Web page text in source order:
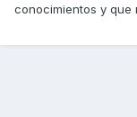
conocimientos y que